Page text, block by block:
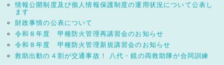
情報公開制度及び個人情報保護制度の運用状況について公表し
ます
財政事情の公表について
令和８年度 甲種防火管理再講習会のお知らせ
令和８年度 甲種防火管理新規講習会のお知らせ
救助出動の４割が交通事故！ 八代・鏡の両救助隊が合同訓練